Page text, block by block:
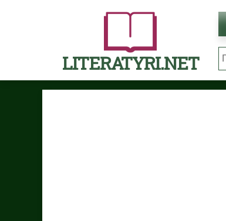
LITERATYRI.NET